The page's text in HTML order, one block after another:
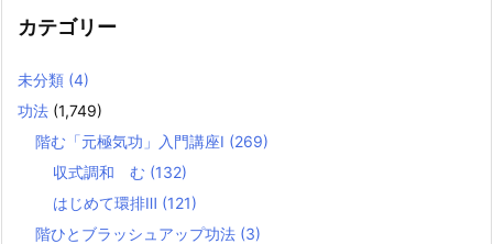
カテゴリー
未分類 (4)
功法 (1,749)
階む「元極気功」入門講座Ⅰ (269)
収式調和 む (132)
はじめて環排Ⅲ (121)
階ひとブラッシュアップ功法 (3)